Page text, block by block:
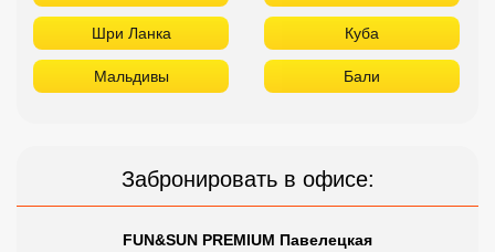
Шри Ланка Куба
Мальдивы Бали
Забронировать в офисе:
FUN&SUN PREMIUM Павелецкая